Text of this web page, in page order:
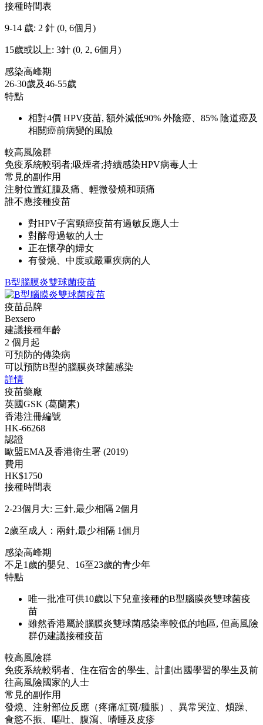
接種時間表
9-14 歲: 2 針 (0, 6個月)
15歲或以上: 3針 (0, 2, 6個月)
感染高峰期
26-30歲及46-55歲
特點
相對4價 HPV疫苗, 額外減低90% 外陰癌、85% 陰道癌及
相關癌前病變的風險
較高風險群
免疫系統較弱者;吸煙者;持續感染HPV病毒人士
常見的副作用
注射位置紅腫及痛、輕微發燒和頭痛
誰不應接種疫苗
對HPV子宮頸癌疫苗有過敏反應人士
對酵母過敏的人士
正在懷孕的婦女
有發燒、中度或嚴重疾病的人
B型腦膜炎雙球菌疫苗
疫苗品牌
Bexsero
建議接種年齡
2 個月起
可預防的傳染病
可以預防B型的腦膜炎球菌感染
詳情
疫苗藥廠
英國GSK (葛蘭素)
香港注冊編號
HK-66268
認證
歐盟EMA及香港衛生署 (2019)
費用
HK$1750
接種時間表
2-23個月大: 三針,最少相隔 2個月
2歲至成人：兩針,最少相隔 1個月
感染高峰期
不足1歲的嬰兒、16至23歲的青少年
特點
唯一批准可供10歲以下兒童接種的B型腦膜炎雙球菌疫
苗
雖然香港屬於腦膜炎雙球菌感染率較低的地區, 但高風險
群仍建議接種疫苗
較高風險群
免疫系統較弱者、住在宿舍的學生、計劃出國學習的學生及前
往高風險國家的人士
常見的副作用
發燒、注射部位反應（疼痛/紅斑/腫脹）、異常哭泣、煩躁、
食慾不振、嘔吐、腹瀉、嗜睡及皮疹